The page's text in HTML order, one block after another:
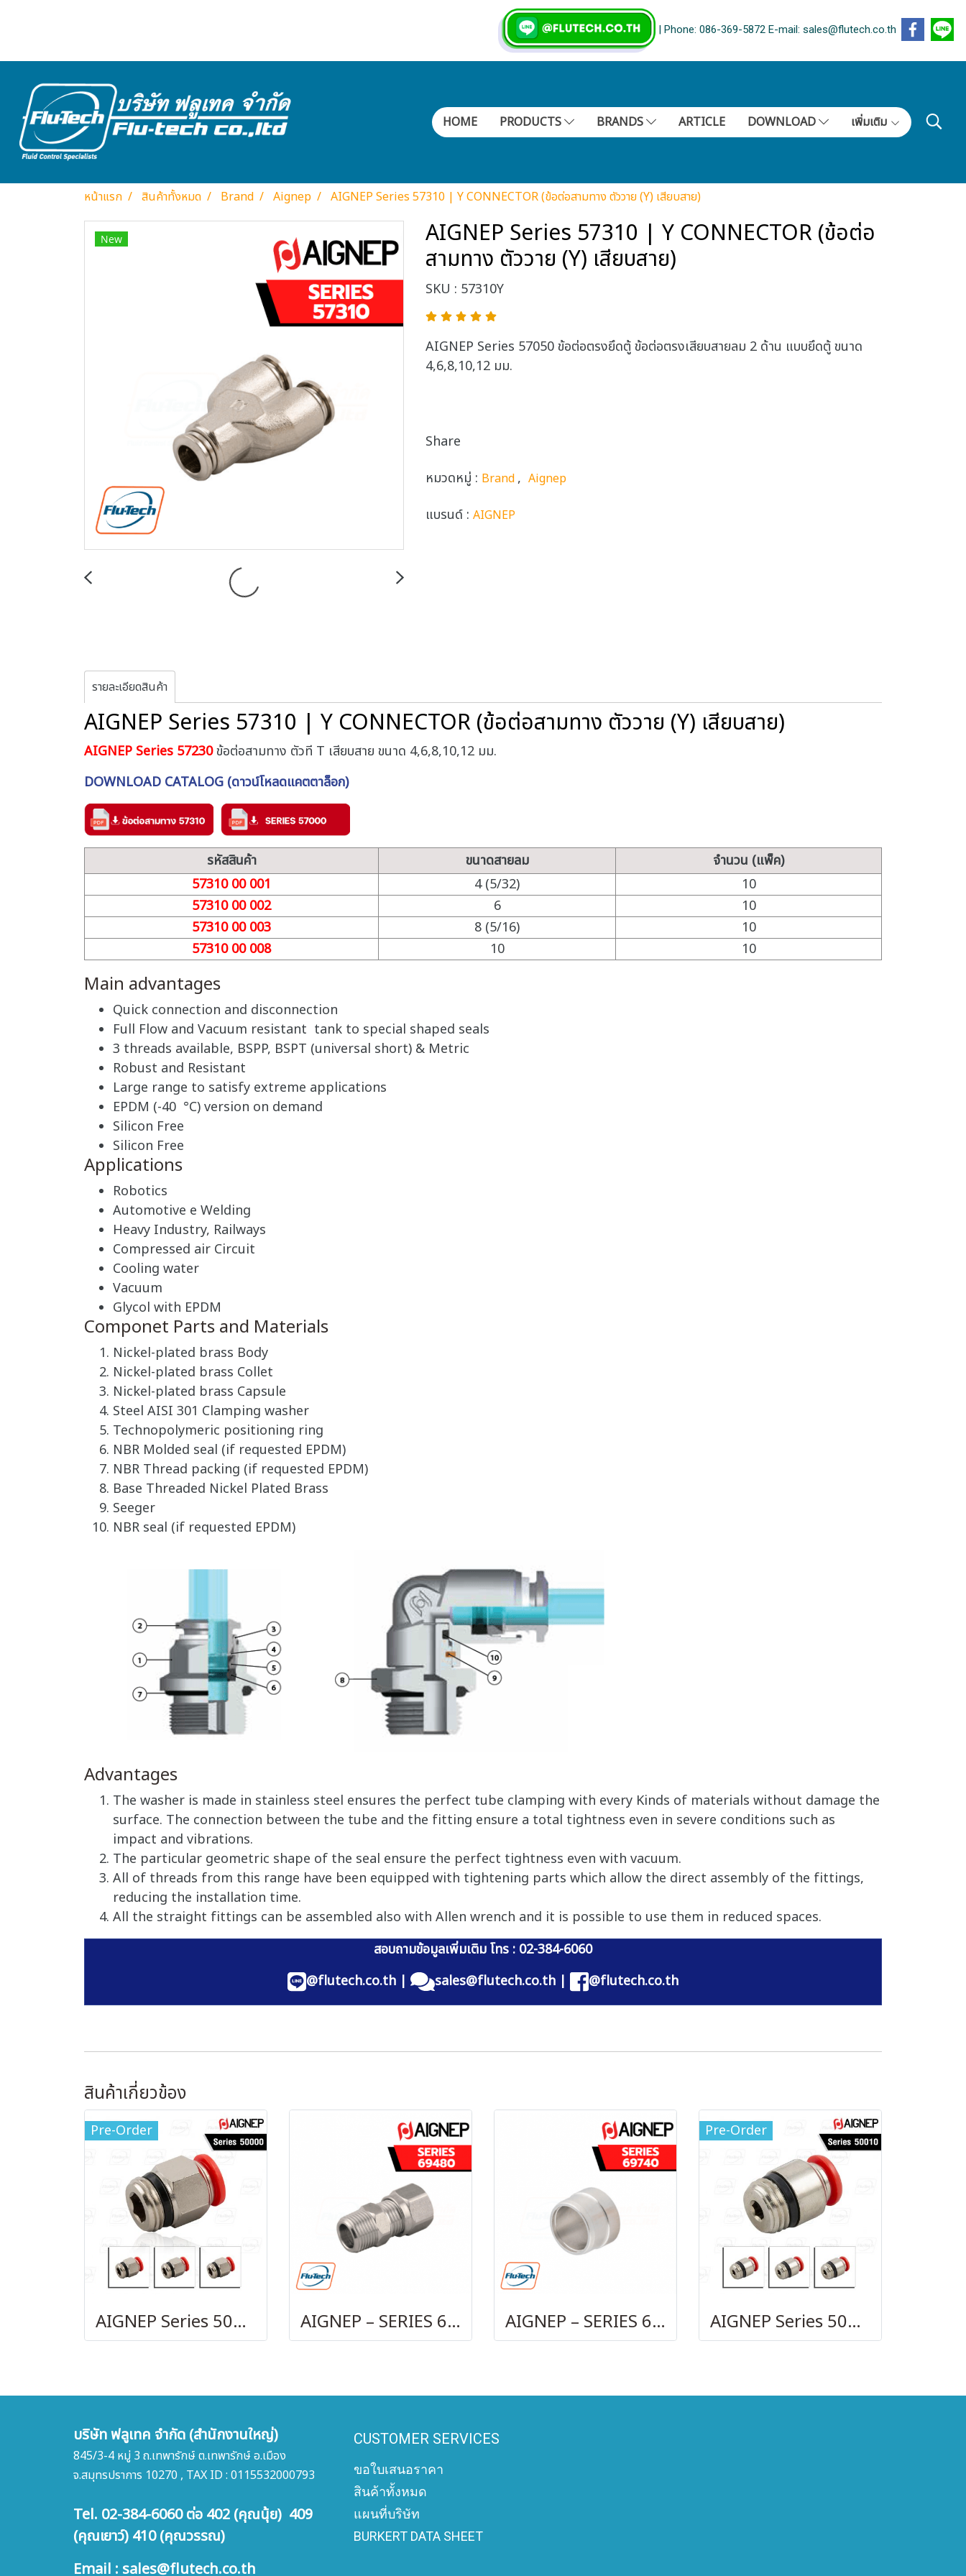
| Phone: 086-369-5872 E-mail: sales@flutech.co.th
HOME PRODUCTS BRANDS ARTICLE DOWNLOAD เพิ่มเติม
หน้าแรก สินค้าทั้งหมด Brand Aignep AIGNEP Series 57310 | Y CONNECTOR (ข้อต่อสามทาง ตัววาย (Y) เสียบสาย)
New AIGNEP Series 57310 | Y CONNECTOR (ข้อต่อ
สามทาง ตัววาย (Y) เสียบสาย)
SKU : 57310Y
AIGNEP Series 57050 ข้อต่อตรงยึดตู้ ข้อต่อตรงเสียบสายลม 2 ด้าน แบบยึดตู้ ขนาด
4,6,8,10,12 มม.
Share
หมวดหมู่ : Brand, Aignep
แบรนด์ : AIGNEP
รายละเอียดสินค้า
AIGNEP Series 57310 | Y CONNECTOR (ข้อต่อสามทาง ตัววาย (Y) เสียบสาย)
AIGNEP Series 57230ข้อต่อสามทาง ตัวที T เสียบสาย ขนาด 4,6,8,10,12 มม.
DOWNLOAD CATALOG (ดาวน์โหลดแคตตาล็อก)
รหัสสินค้า ขนาดสายลม
จำนวน (แพ็ค)
57310 00 001
4 (5/32)
10
57310 00 002
6
10
57310 00 003
8 (5/16)
10
57310 00 008
10 10
Main advantages
Quick connection and disconnection
Full Flow and Vacuum resistant tank to special shaped seals
3 threads available, BSPP, BSPT (universal short) & Metric
Robust and Resistant
Large range to satisfy extreme applications
EPDM (-40 °C) version on demand
Silicon Free
Silicon Free
Applications
Robotics
Automotive e Welding
Heavy Industry, Railways
Compressed air Circuit
Cooling water
Vacuum
Glycol with EPDM
Componet Parts and Materials
Nickel-plated brass Body
Nickel-plated brass Collet
Nickel-plated brass Capsule
Steel AISI 301 Clamping washer
Technopolymeric positioning ring
NBR Molded seal (if requested EPDM)
NBR Thread packing (if requested EPDM)
Base Threaded Nickel Plated Brass
Seeger
NBR seal (if requested EPDM)
Advantages
The washer is made in stainless steel ensures the perfect tube clamping with every Kinds of materials without damage the
surface. The connection between the tube and the fitting ensure a total tightness even in severe conditions such as
impact and vibrations.
The particular geometric shape of the seal ensure the perfect tightness even with vacuum.
All of threads from this range have been equipped with tightening parts which allow the direct assembly of the fittings,
reducing the installation time.
All the straight fittings can be assembled also with Allen wrench and it is possible to use them in reduced spaces.
สอบถามข้อมูลเพิ่มเติม โทร : 02-384-6060
@flutech.co.th | sales@flutech.co.th| @flutech.co.th
สินค้าเกี่ยวข้อง
Pre-Order
AIGNEP Series 50000 AIGNEP – SERIES 69480 | STRAIGHT MALE ADAPTOR AIGNEP – SERIES 69740 OLIVE
Pre-Order
AIGNEP Series 50010
บริษัท ฟลูเทค จำกัด (สำนักงานใหญ่)
845/3-4 หมู่ 3 ถ.เทพารักษ์ ต.เทพารักษ์ อ.เมือง
จ.สมุทรปราการ 10270 , TAX ID : 0115532000793
Tel. 02-384-6060 ต่อ 402 (คุณนุ้ย) 409
(คุณเยาว์) 410 (คุณวรรณ)
Email : sales@flutech.co.th
CUSTOMER SERVICES
ขอใบเสนอราคา
สินค้าทั้งหมด
แผนที่บริษัท
BURKERT DATA SHEET